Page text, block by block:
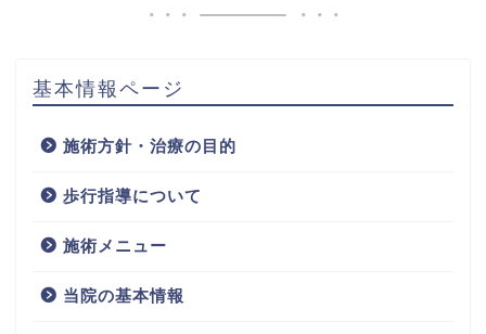
基本情報ページ
施術方針・治療の目的
歩行指導について
施術メニュー
当院の基本情報